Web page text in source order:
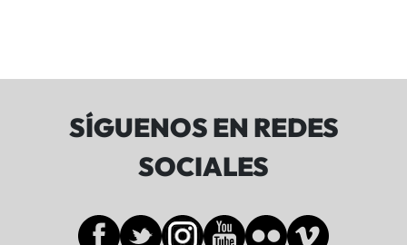
SÍGUENOS EN REDES
SOCIALES